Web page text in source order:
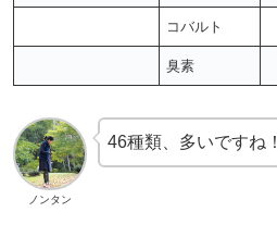
コバルト
臭素
ノンタン
46種類、多いですね！